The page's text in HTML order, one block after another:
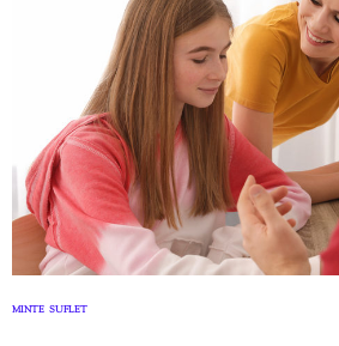
MINTE SUFLET